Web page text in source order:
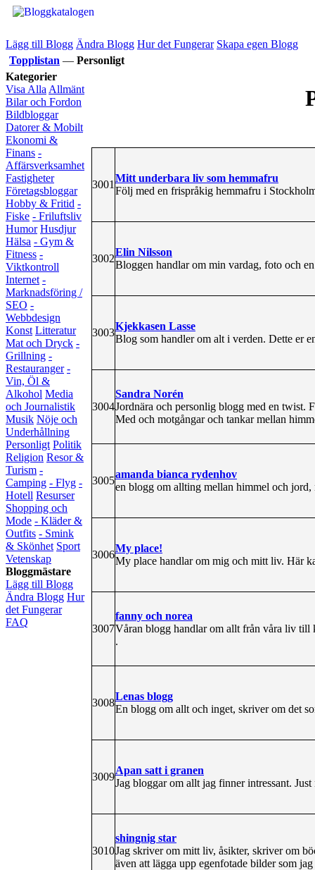
Lägg till Blogg Ändra Blogg Hur det Fungerar Skapa egen Blogg
Topplistan — Personligt
Kategorier
Visa Alla Allmänt
Bilar och Fordon
Bildbloggar
Datorer & Mobilt
Ekonomi &
Finans -
Affärsverksamhet
Fastigheter
Företagsbloggar
Hobby & Fritid -
Fiske - Friluftsliv
Humor Husdjur
Hälsa - Gym &
Fitness -
Viktkontroll
Internet -
Marknadsföring /
SEO -
Webbdesign
Konst Litteratur
Mat och Dryck -
Grillning -
Restauranger -
Vin, Öl &
Alkohol Media
och Journalistik
Musik Nöje och
Underhållning
Personligt Politik
Religion Resor &
Turism -
Camping - Flyg -
Hotell Resurser
Shopping och
Mode - Kläder &
Outfits - Smink
& Skönhet Sport
Vetenskap
Bloggmästare
Lägg till Blogg
Ändra Blogg Hur
det Fungerar
FAQ
3001
Mitt underbara liv som hemmafru
Följ med en frispråkig hemmafru i
3002
Elin Nilsson
Bloggen handlar om min vardag, foto och
3003
Kjekkasen Lasse
Blog som handler om alt i verden. Dette er
3004
Sandra Norén
Jordnära och personlig blogg med en twist.
Med och motgångar och tankar mellan
3005
amanda bianca rydenhov
en blogg om allting mellan himmel och
3006
My place!
My place handlar om mig och mitt liv. Här
3007
fanny och norea
Våran blogg handlar om allt från våra liv till
.
3008
Lenas blogg
En blogg om allt och inget, skriver om det
3009
Apan satt i granen
Jag bloggar om allt jag finner intressant.
3010
shingnig star
Jag skriver om mitt liv, åsikter, skriver om
även att lägga upp egenfotade bilder som